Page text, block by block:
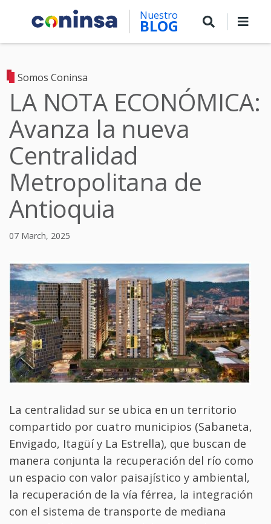
Nuestro
BLOG
Somos Coninsa
LA NOTA ECONÓMICA:
Avanza la nueva
Centralidad
Metropolitana de
Antioquia
07 March, 2025
La centralidad sur se ubica en un territorio
compartido por cuatro municipios (Sabaneta,
Envigado, Itagüí y La Estrella), que buscan de
manera conjunta la recuperación del río como
un espacio con valor paisajístico y ambiental,
la recuperación de la vía férrea, la integración
con el sistema de transporte de mediana